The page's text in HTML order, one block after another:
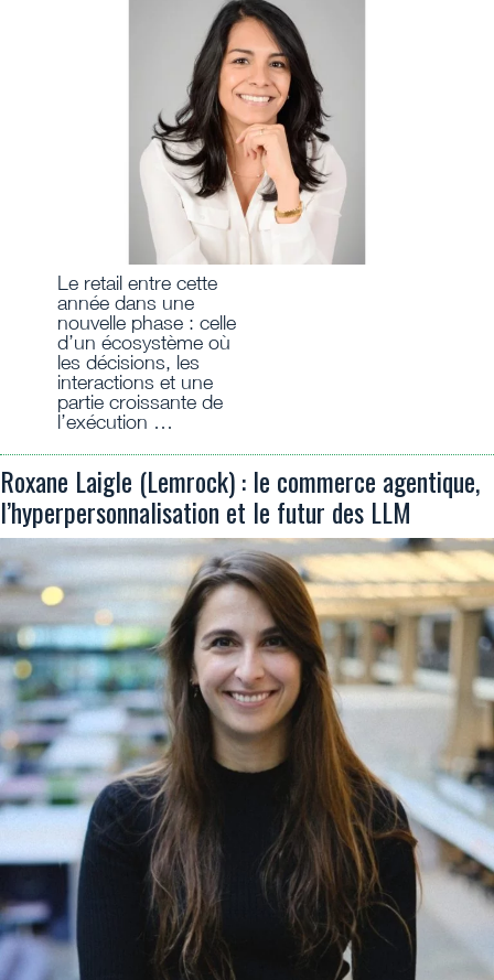
Le retail entre cette
année dans une
nouvelle phase : celle
d’un écosystème où
les décisions, les
interactions et une
partie croissante de
l’exécution …
Roxane Laigle (Lemrock) : le commerce agentique,
l’hyperpersonnalisation et le futur des LLM